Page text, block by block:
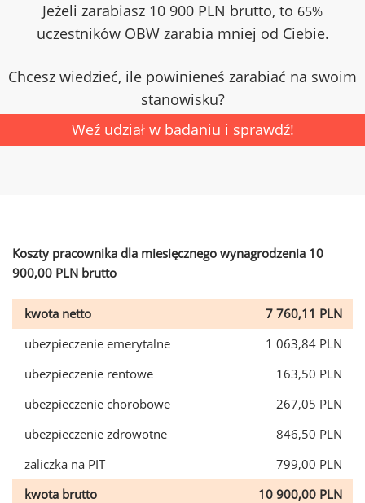
Jeżeli zarabiasz 10 900 PLN brutto, to 65%
uczestników OBW zarabia mniej od Ciebie.
Chcesz wiedzieć, ile powinieneś zarabiać na swoim
stanowisku?
Weź udział w badaniu i sprawdź!
Koszty pracownika dla miesięcznego wynagrodzenia 10
900,00 PLN brutto
kwota netto
7 760,11 PLN
ubezpieczenie emerytalne
1 063,84 PLN
ubezpieczenie rentowe
163,50 PLN
ubezpieczenie chorobowe
267,05 PLN
ubezpieczenie zdrowotne
846,50 PLN
zaliczka na PIT
799,00 PLN
kwota brutto
10 900,00 PLN